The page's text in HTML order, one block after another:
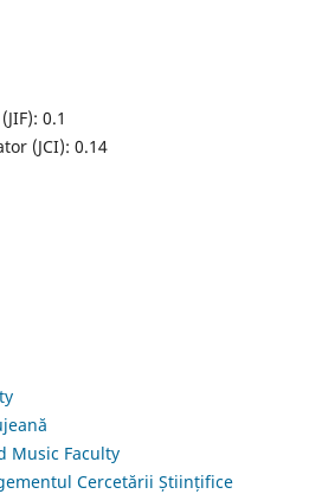
0.1
(JCI): 0.14
Music Faculty
Cercetării Științifice